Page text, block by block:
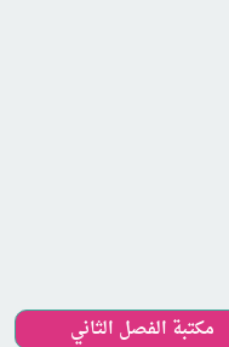
مكتبة الفصل الثاني